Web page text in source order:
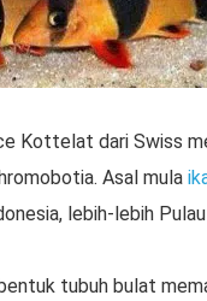
Kottelat dari Swiss
Asal mula
lebih-lebih
tubuh bulat